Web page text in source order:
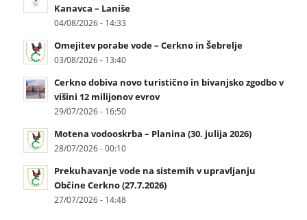
Kanavca – Laniše
04/08/2026 - 14:33
Omejitev porabe vode – Cerkno in Šebrelje
03/08/2026 - 13:40
Cerkno dobiva novo turistično in bivanjsko zgodbo v
višini 12 milijonov evrov
29/07/2026 - 16:50
Motena vodooskrba – Planina (30. julija 2026)
28/07/2026 - 00:10
Prekuhavanje vode na sistemih v upravljanju
Občine Cerkno (27.7.2026)
27/07/2026 - 14:48